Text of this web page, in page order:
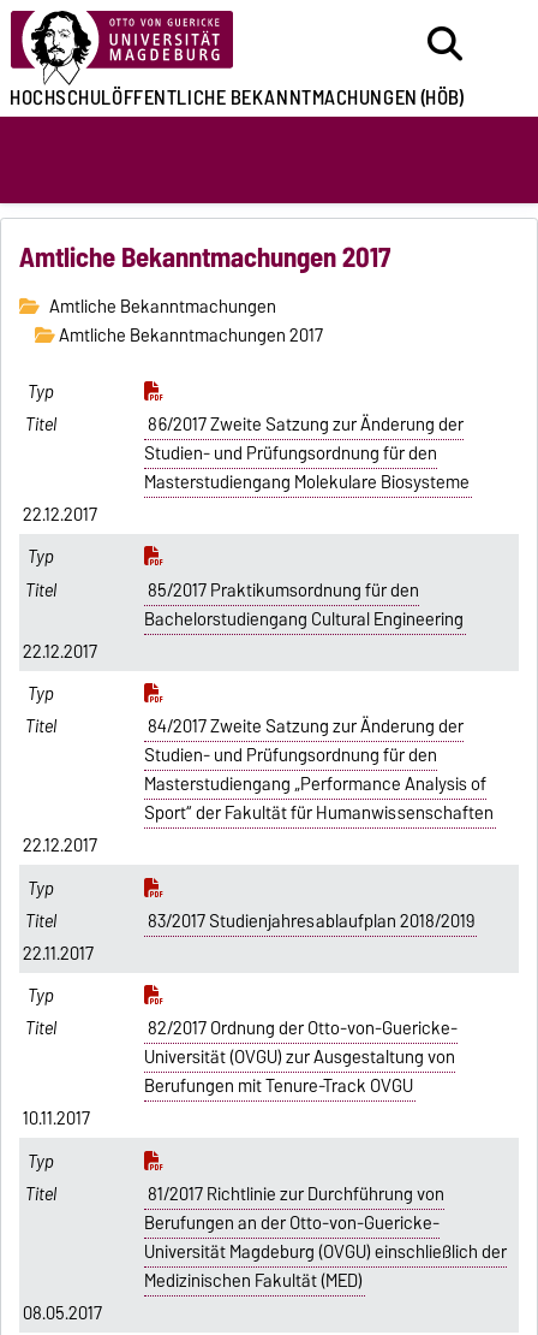
HOCHSCHULÖFFENTLICHEBEKANNTMACHUNGEN(HÖB)
Amtliche Bekanntmachungen 2017
Amtliche Bekanntmachungen
Amtliche Bekanntmachungen 2017
86/2017 Zweite Satzung zur Änderung der
Studien- und Prüfungsordnung für den
Masterstudiengang Molekulare Biosysteme
22.12.2017
85/2017 Praktikumsordnung für den
Bachelorstudiengang Cultural Engineering
22.12.2017
84/2017 Zweite Satzung zur Änderung der
Studien- und Prüfungsordnung für den
Masterstudiengang „Performance Analysis of
Sport“ der Fakultät für Humanwissenschaften
22.12.2017
83/2017 Studienjahresablaufplan 2018/2019
22.11.2017
82/2017 Ordnung der Otto-von-Guericke-
Universität (OVGU) zur Ausgestaltung von
Berufungen mit Tenure-Track OVGU
10.11.2017
81/2017 Richtlinie zur Durchführung von
Berufungen an der Otto-von-Guericke-
Universität Magdeburg (OVGU) einschließlich der
Medizinischen Fakultät (MED)
08.05.2017